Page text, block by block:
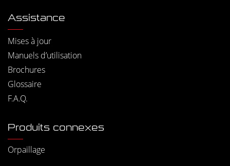
Assistance
Mises à jour
Manuels d’utilisation
Brochures
Glossaire
F.A.Q.
Produits connexes
Orpaillage